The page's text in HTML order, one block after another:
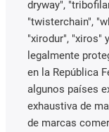
dryway",
"twisterchain",
"xirodur", "xiros"
legalmente
en la República
algunos países
exhaustiva de
de marcas